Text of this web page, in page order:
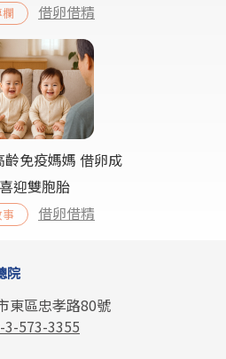
借卵借精
免疫媽媽 借卵成
迎雙胞胎
借卵借精
院
東區忠孝路80號
3-573-3355